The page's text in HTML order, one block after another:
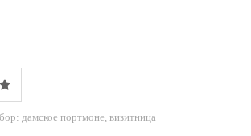
дамское портмоне, визитница